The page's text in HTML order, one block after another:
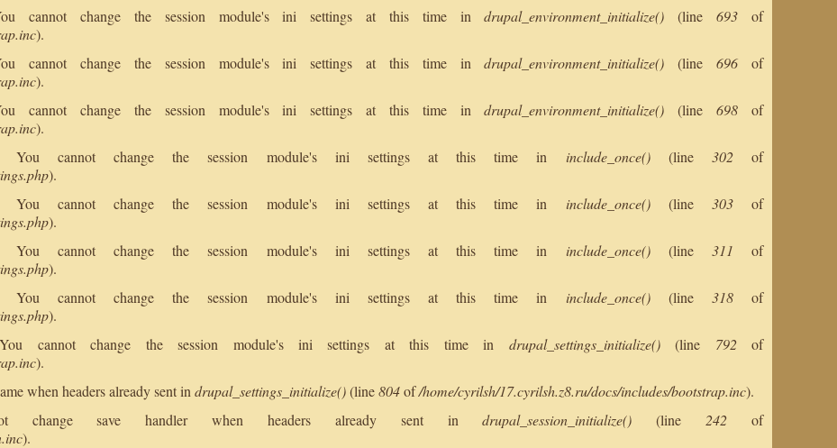
cannot change the session module's ini settings at this time indrupal_environment_initialize() (line693 of
).
cannot change the session module's ini settings at this time indrupal_environment_initialize() (line696 of
).
cannot change the session module's ini settings at this time indrupal_environment_initialize() (line698 of
).
You cannot change the session module's ini settings at this time in include_once()(line 302of
).
You cannot change the session module's ini settings at this time in include_once()(line 303of
).
You cannot change the session module's ini settings at this time in include_once()(line 311 of
).
You cannot change the session module's ini settings at this time in include_once()(line 318of
).
cannot change the session module's ini settings at this time in drupal_settings_initialize()(line 792of
).
when headers already sent in drupal_settings_initialize()(line804of/home/cyrilsh/17.cyrilsh.z8.ru/docs/includes/bootstrap.inc).
change save handler when headers already sent indrupal_session_initialize() (line 242 of
).